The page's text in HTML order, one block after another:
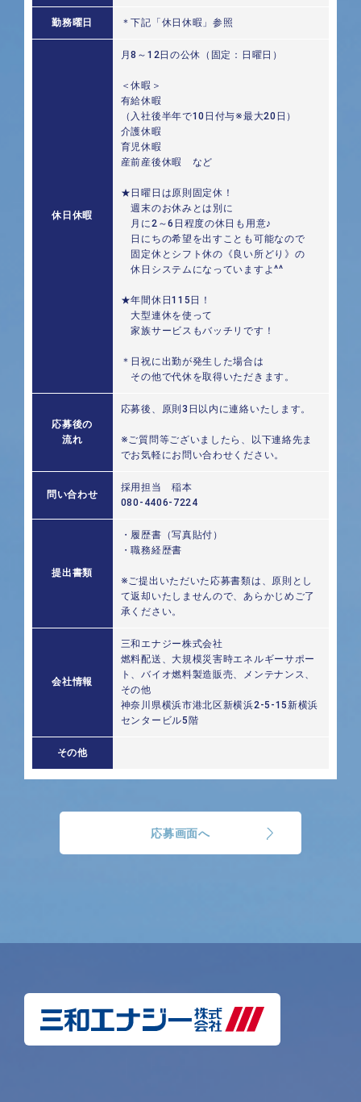
勤務曜日 ＊下記「休日休暇」参照
休日休暇
月8～12日の公休（固定：日曜日）
＜休暇＞
有給休暇
（入社後半年で10日付与※最大20日）
介護休暇
育児休暇
産前産後休暇 など
★日曜日は原則固定休！
週末のお休みとは別に
月に2～6日程度の休日も用意♪
日にちの希望を出すことも可能なので
固定休とシフト休の《良い所どり》の
休日システムになっていますよ^^
★年間休日115日！
大型連休を使って
家族サービスもバッチリです！
＊日祝に出勤が発生した場合は
その他で代休を取得いただきます。
応募後の
流れ
応募後、原則3日以内に連絡いたします。
※ご質問等ございましたら、以下連絡先ま
でお気軽にお問い合わせください。
問い合わせ
採用担当 稲本
080-4406-7224
提出書類
・履歴書（写真貼付）
・職務経歴書
※ご提出いただいた応募書類は、原則とし
て返却いたしませんので、あらかじめご了
承ください。
会社情報
三和エナジー株式会社
燃料配送、大規模災害時エネルギーサポー
ト、バイオ燃料製造販売、メンテナンス、
その他
神奈川県横浜市港北区新横浜2-5-15新横浜
センタービル5階
その他
応募画面へ